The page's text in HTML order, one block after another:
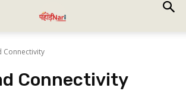
Connectivity
Connectivity